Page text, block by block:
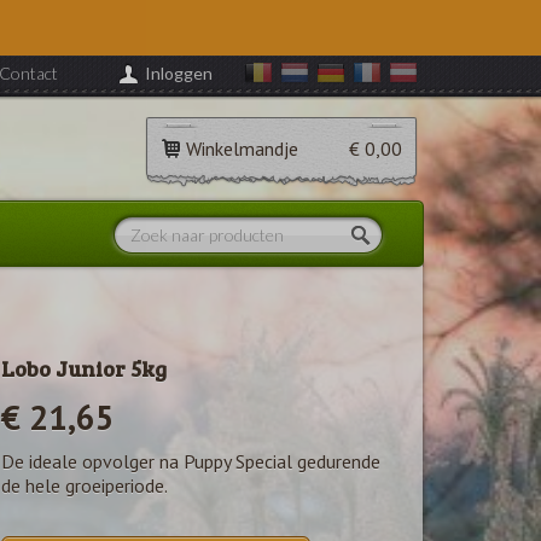
Contact Inloggen
Winkelmandje € 0,00
Lobo Junior 5kg
€ 21,65
De ideale opvolger na Puppy Special gedurende
de hele groeiperiode.